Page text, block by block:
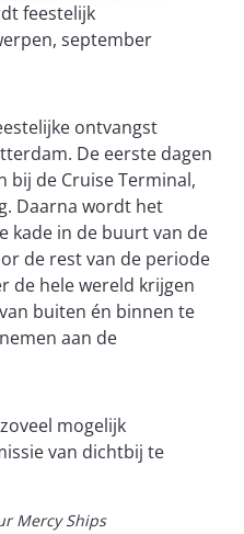
feestelijk
september
ontvangst
De eerste dagen
bij de Cruise Terminal,
Daarna wordt het
kade in de buurt van de
de rest van de periode
de hele wereld krijgen
buiten én binnen te
aan de
mogelijk
van dichtbij te
Mercy Ships